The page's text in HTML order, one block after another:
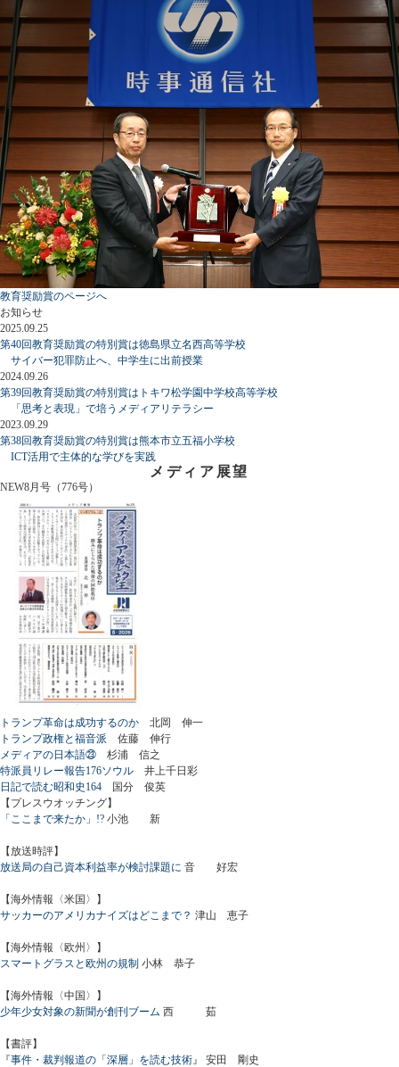
教育奨励賞のページへ
お知らせ
2025.09.25
第40回教育奨励賞の特別賞は徳島県立名西高等学校
サイバー犯罪防止へ、中学生に出前授業
2024.09.26
第39回教育奨励賞の特別賞はトキワ松学園中学校高等学校
「思考と表現」で培うメディアリテラシー
2023.09.29
第38回教育奨励賞の特別賞は熊本市立五福小学校
ICT活用で主体的な学びを実践
メディア展望
NEW8月号（776号）
トランプ革命は成功するのか 北岡 伸一
トランプ政権と福音派 佐藤 伸行
メディアの日本語㉓ 杉浦 信之
特派員リレー報告176ソウル 井上千日彩
日記で読む昭和史164 国分 俊英
【プレスウオッチング】
「ここまで来たか」!? 小池 新
【放送時評】
放送局の自己資本利益率が検討課題に 音 好宏
【海外情報〈米国〉】
サッカーのアメリカナイズはどこまで？ 津山 恵子
【海外情報〈欧州〉】
スマートグラスと欧州の規制 小林 恭子
【海外情報〈中国〉】
少年少女対象の新聞が創刊ブーム 西 茹
【書評】
『事件・裁判報道の「深層」を読む技術』
安田 剛史